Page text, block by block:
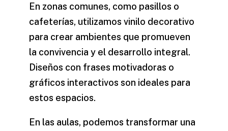
En zonas comunes, como pasillos o
cafeterías, utilizamos vinilo decorativo
para crear ambientes que promueven
la convivencia y el desarrollo integral.
Diseños con frases motivadoras o
gráficos interactivos son ideales para
estos espacios.
En las aulas, podemos transformar una